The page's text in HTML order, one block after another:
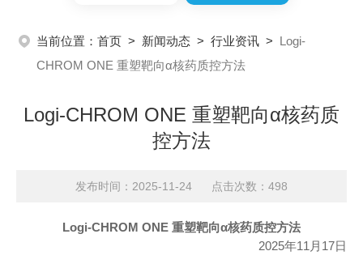
当前位置： 首页 > 新闻动态 > 行业资讯 > Logi-
CHROM ONE 重塑靶向α核药质控方法
Logi-CHROM ONE 重塑靶向α核药质
控方法
发布时间：2025-11-24 点击次数：498
Logi-CHROM ONE 重塑靶向α核药质控方法
2025年11 月 17日